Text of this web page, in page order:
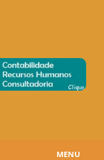
MENU